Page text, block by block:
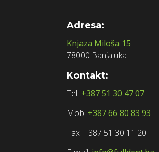
Adresa:
Knjaza Miloša 15
78000 Banjaluka
Kontakt:
Tel: +387 51 30 47 07
Mob: +387 66 80 83 93
Fax: +387 51 30 11 20